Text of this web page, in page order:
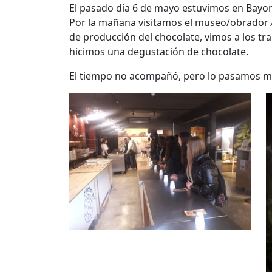
El pasado día 6 de mayo estuvimos en
Por la mañana visitamos el museo/obrador
de producción del chocolate, vimos a los
hicimos una degustación de chocolate.
El tiempo no acompañó, pero lo pasamos